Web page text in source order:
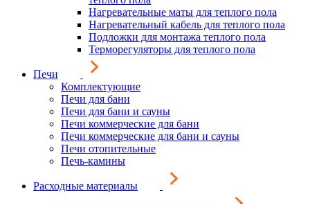
Нагревательные маты для теплого пола
Нагревательный кабель для теплого пола
Подложки для монтажа теплого пола
Терморегуляторы для теплого пола
Печи
Комплектующие
Печи для бани
Печи для бани и сауны
Печи коммерческие для бани
Печи коммерческие для бани и сауны
Печи отопительные
Печь-камины
Расходные материалы